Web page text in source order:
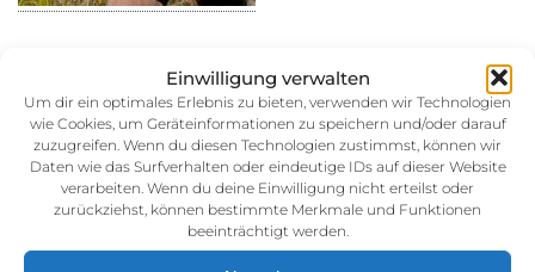
Einwilligung verwalten
Um dir ein optimales Erlebnis zu bieten, verwenden wir Technologien
wie Cookies, um Geräteinformationen zu speichern und/oder darauf
zuzugreifen. Wenn du diesen Technologien zustimmst, können wir
Daten wie das Surfverhalten oder eindeutige IDs auf dieser Website
verarbeiten. Wenn du deine Einwilligung nicht erteilst oder
zurückziehst, können bestimmte Merkmale und Funktionen
beeinträchtigt werden.
30. August 2014
Kategorie: